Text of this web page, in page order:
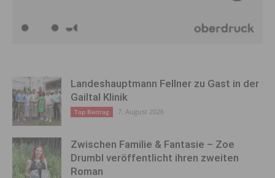
Landeshauptmann Fellner zu Gast in der
Gailtal Klinik
Top Beitrag 7. August 2026
Zwischen Familie & Fantasie – Zoe
Drumbl veröffentlicht ihren zweiten
Roman